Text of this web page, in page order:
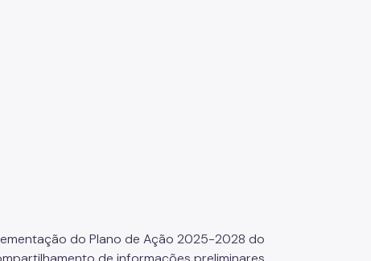
do Plano de Ação 2025-2028 do